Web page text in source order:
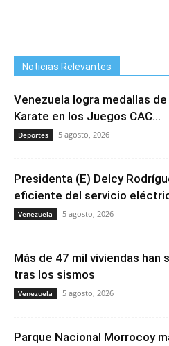
Noticias Relevantes
Venezuela logra medallas
Karate en los Juegos CAC...
Deportes 5 agosto, 2026
Presidenta (E) Delcy
eficiente del servicio
Venezuela 5 agosto, 2026
Más de 47 mil viviendas han
tras los sismos
Venezuela 5 agosto, 2026
Parque Nacional Morrocoy